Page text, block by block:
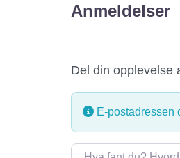
Anmeldelser
Del din opplevelse
E-postadressen
Omtale